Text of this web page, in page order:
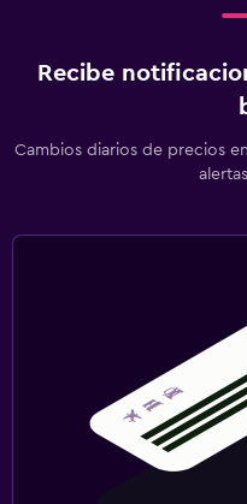
Recibe
Cambios diarios de precios